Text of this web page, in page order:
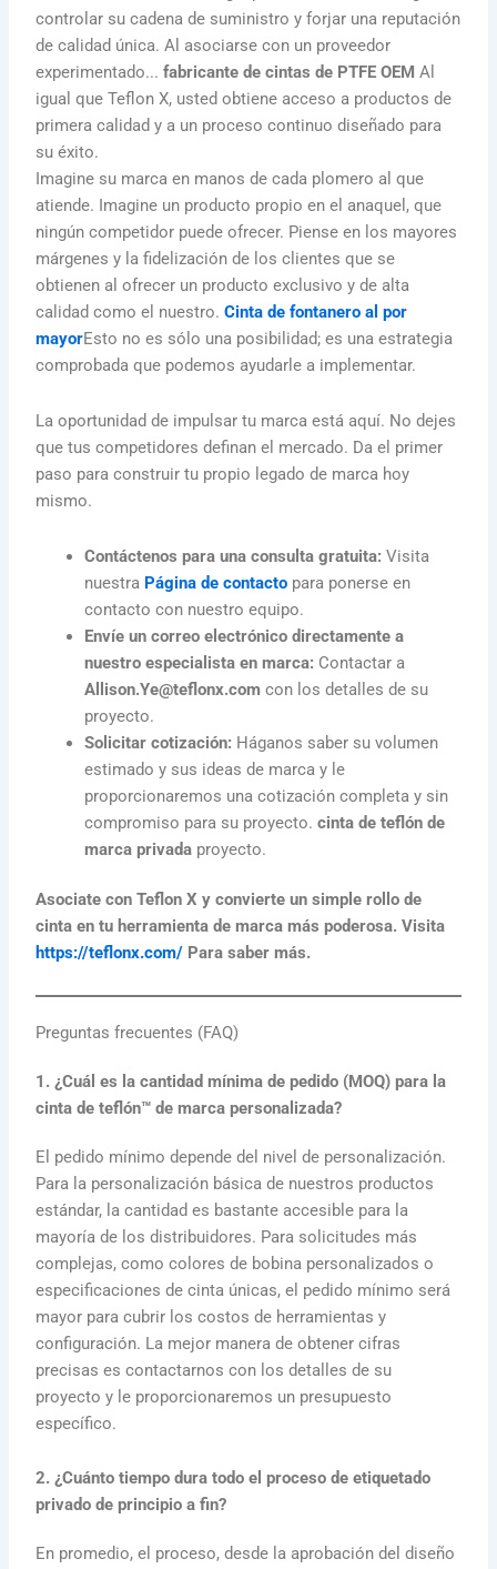
controlar su cadena de suministro y forjar una reputación
de calidad única. Al asociarse con un proveedor
experimentado...fabricante de cintas de PTFE OEM Al
igual que Teflon X, usted obtiene acceso a productos de
primera calidad y a un proceso continuo diseñado para
su éxito.
Imagine su marca en manos de cada plomero al que
atiende. Imagine un producto propio en el anaquel, que
ningún competidor puede ofrecer. Piense en los mayores
márgenes y la fidelización de los clientes que se
obtienen al ofrecer un producto exclusivo y de alta
calidad como el nuestro.Cinta de fontanero al por
mayorEsto no es sólo una posibilidad; es una estrategia
comprobada que podemos ayudarle a implementar.
La oportunidad de impulsar tu marca está aquí. No dejes
que tus competidores definan el mercado. Da el primer
paso para construir tu propio legado de marca hoy
mismo.
Contáctenos para una consulta gratuita: Visita
nuestra Página de contacto para ponerse en
contacto con nuestro equipo.
Envíe un correo electrónico directamente a
nuestro especialista en marca: Contactar a
Allison.Ye@teflonx.com con los detalles de su
proyecto.
Solicitar cotización: Háganos saber su volumen
estimado y sus ideas de marca y le
proporcionaremos una cotización completa y sin
compromiso para su proyecto.cinta de teflón de
marca privada proyecto.
Asociate con Teflon X y convierte un simple rollo de
cinta en tu herramienta de marca más poderosa. Visita
https://teflonx.com/ Para saber más.
Preguntas frecuentes (FAQ)
1. ¿Cuál es la cantidad mínima de pedido (MOQ) para la
cinta de teflón™ de marca personalizada?
El pedido mínimo depende del nivel de personalización.
Para la personalización básica de nuestros productos
estándar, la cantidad es bastante accesible para la
mayoría de los distribuidores. Para solicitudes más
complejas, como colores de bobina personalizados o
especificaciones de cinta únicas, el pedido mínimo será
mayor para cubrir los costos de herramientas y
configuración. La mejor manera de obtener cifras
precisas es contactarnos con los detalles de su
proyecto y le proporcionaremos un presupuesto
específico.
2. ¿Cuánto tiempo dura todo el proceso de etiquetado
privado de principio a fin?
En promedio, el proceso, desde la aprobación del diseño